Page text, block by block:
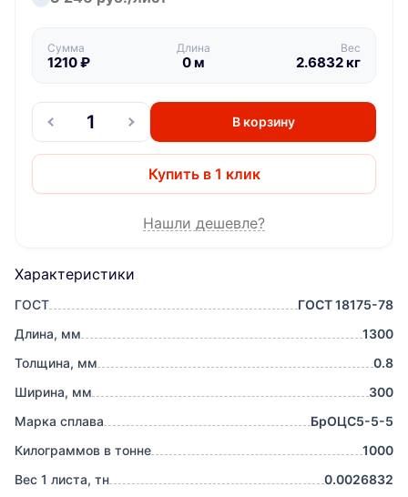
Характеристики
ГОСТ
ГОСТ 18175-78
Длина, мм
1300
Толщина, мм
0.8
Ширина, мм
300
Марка сплава
БрОЦС5-5-5
Килограммов в тонне
1000
Вес 1 листа, тн
0.0026832
Сумма
1210₽
Длина
0м
Вес
2.6832кг
В корзину
Купить в 1 клик
Нашли дешевле?